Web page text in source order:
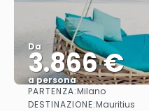
Da
3.866 €
a persona
PARTENZA:Milano
DESTINAZIONE:Mauritius